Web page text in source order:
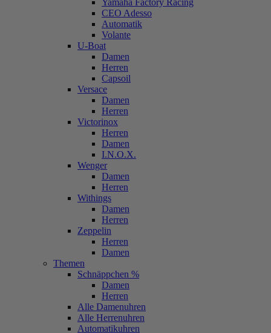
Yamaha Factory Racing
CEO Adesso
Automatik
Volante
U-Boat
Damen
Herren
Capsoil
Versace
Damen
Herren
Victorinox
Herren
Damen
I.N.O.X.
Wenger
Damen
Herren
Withings
Damen
Herren
Zeppelin
Herren
Damen
Themen
Schnäppchen %
Damen
Herren
Alle Damenuhren
Alle Herrenuhren
Automatikuhren